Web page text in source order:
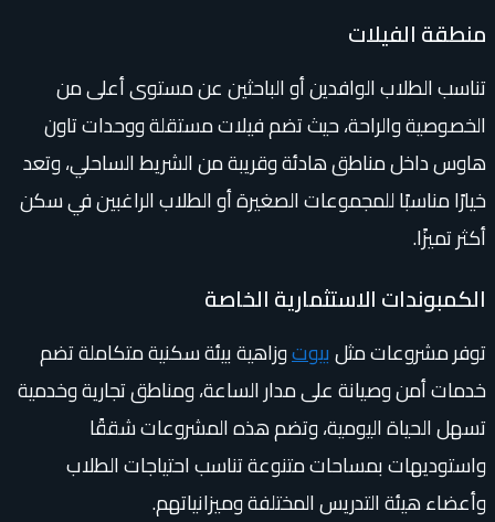
منطقة الفيلات
تناسب الطلاب الوافدين أو الباحثين عن مستوى أعلى من
الخصوصية والراحة، حيث تضم فيلات مستقلة ووحدات تاون
هاوس داخل مناطق هادئة وقريبة من الشريط الساحلي، وتعد
خيارًا مناسبًا للمجموعات الصغيرة أو الطلاب الراغبين في سكن
أكثر تميزًا.
الكمبوندات الاستثمارية الخاصة
توفر مشروعات مثلبيوتوزاهية بيئة سكنية متكاملة تضم
خدمات أمن وصيانة على مدار الساعة، ومناطق تجارية وخدمية
تسهل الحياة اليومية، وتضم هذه المشروعات شققًا
واستوديهات بمساحات متنوعة تناسب احتياجات الطلاب
وأعضاء هيئة التدريس المختلفة وميزانياتهم.